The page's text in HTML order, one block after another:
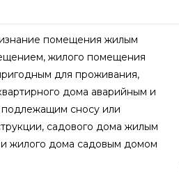
помещения жилым
жилого помещения
для проживания,
дома аварийным и
подлежащим сносу или
садового дома жилым
жилого дома садовым домом